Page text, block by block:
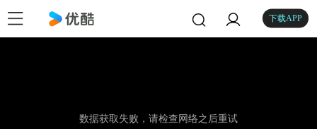
下载APP
数据获取失败，请检查网络之后重试